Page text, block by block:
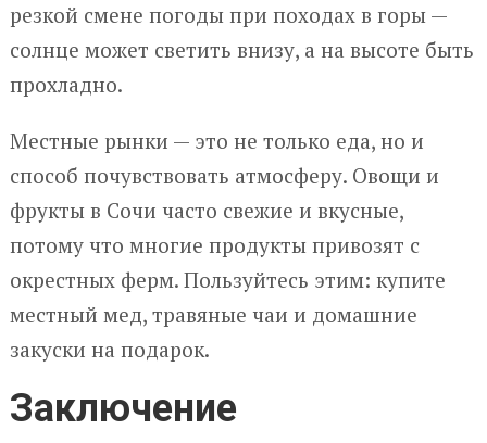
резкой смене погоды при походах в горы —
солнце может светить внизу, а на высоте быть
прохладно.
Местные рынки — это не только еда, но и
способ почувствовать атмосферу. Овощи и
фрукты в Сочи часто свежие и вкусные,
потому что многие продукты привозят с
окрестных ферм. Пользуйтесь этим: купите
местный мед, травяные чаи и домашние
закуски на подарок.
Заключение